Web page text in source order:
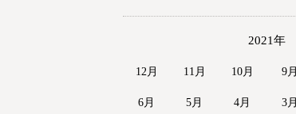
2021年
12月 11月 10月 9月
6月 5月 4月 3月